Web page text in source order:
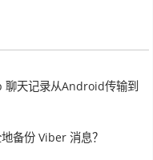
聊天记录从Android传输到
备份 Viber 消息？